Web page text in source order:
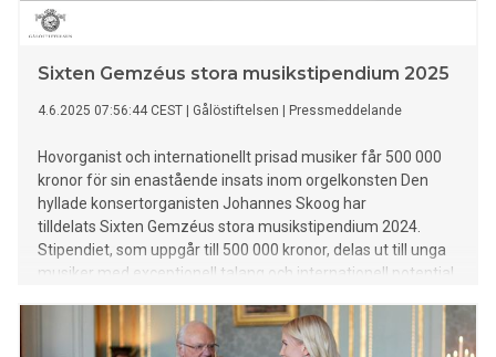
Sixten Gemzéus stora musikstipendium 2025
4.6.2025 07:56:44 CEST Gålöstiftelsen Pressmeddelande
Hovorganist och internationellt prisad musiker får 500 000
kronor för sin enastående insats inom orgelkonsten Den
hyllade konsertorganisten Johannes Skoog har
tilldelats Sixten Gemzéus stora musikstipendium 2024.
Stipendiet, som uppgår till 500 000 kronor, delas ut till unga
musiker med exceptionell talang och internationell potential.